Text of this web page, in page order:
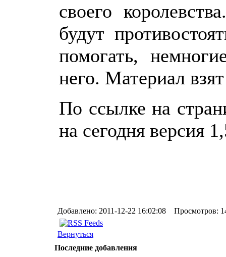
своего
будут
помогать,
него. Материал
По ссылке на
на сегодня версия
Добавлено: 2011-12-22 16:02:08 Просмотров:
Вернуться
Последние добавления